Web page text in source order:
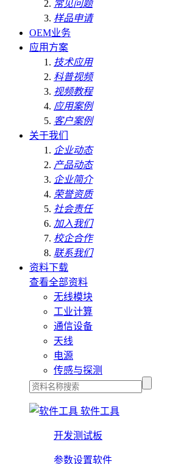
常见问题
样品申请
OEM业务
应用方案
技术应用
科普视频
视频教程
应用案例
客户案例
关于我们
企业动态
产品动态
企业简介
荣誉资质
社会责任
加入我们
校企合作
联系我们
资料下载
查看全部资料
无线模块
工业计算
通信设备
天线
电源
传感与探测
软件工具
开发测试板
参数设置软件